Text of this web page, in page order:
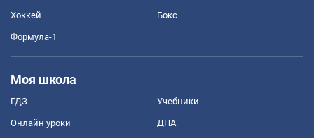
Хоккей Бокс
Формула-1
Моя школа
ГДЗ Учебники
Онлайн уроки ДПА